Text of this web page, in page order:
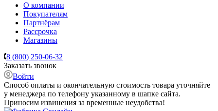
О компании
Покупателям
Партнёрам
Рассрочка
Магазины
8 (800) 250-06-32
Заказать звонок
Войти
Способ оплаты и окончательную стоимость товара уточняйте
у менеджера по телефону указанному в шапке сайта.
Приносим извинения за временные неудобства!